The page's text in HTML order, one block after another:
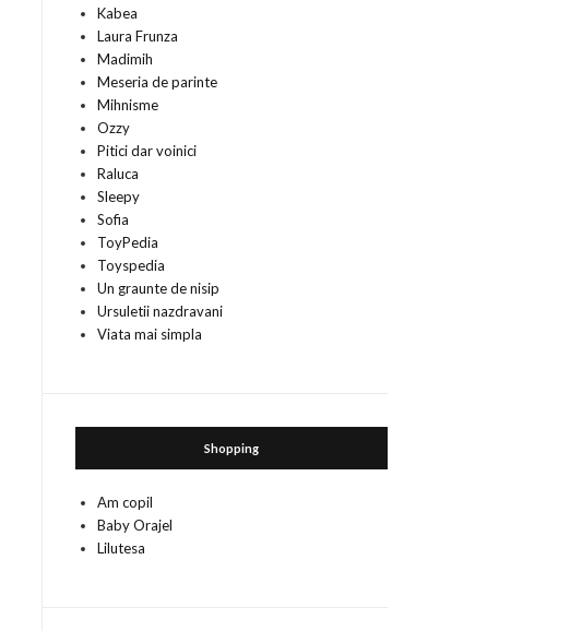
Kabea
Laura Frunza
Madimih
Meseria de parinte
Mihnisme
Ozzy
Pitici dar voinici
Raluca
Sleepy
Sofia
ToyPedia
Toyspedia
Un graunte de nisip
Ursuletii nazdravani
Viata mai simpla
Shopping
Am copil
Baby Orajel
Lilutesa